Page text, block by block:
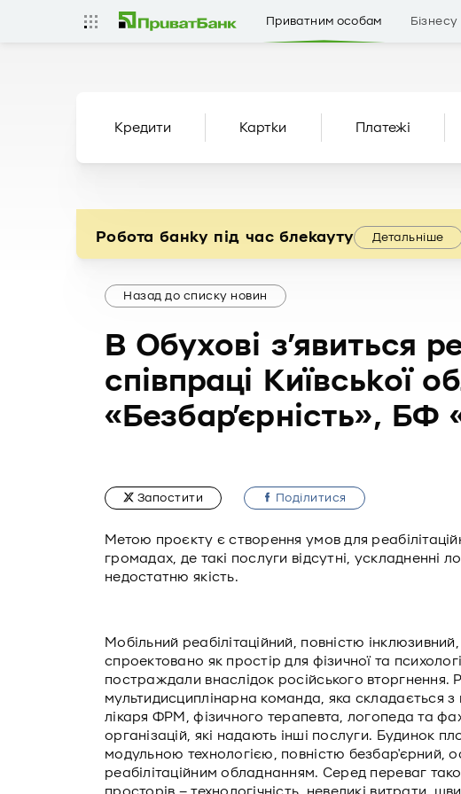
Приватним особам Бізнесу
Кредити Картки Платежі
Робота банку під час блекауту Детальніше
Назад до списку новин
В Обухові з’явиться
співпраці Київської
«Безбар’єрність»,
Запостити Подiлитися
Метою проєкту є створення умов для
громадах, де такі послуги відсутні, ускладненні
недостатню якість.
Мобільний реабілітаційний, повністю
спроектовано як простір для фізичної та
постраждали внаслідок російського вторгнення.
мультидисциплінарна команда, яка складається
лікаря ФРМ, фізичного терапевта, логопеда та
організацій, які надають інші послуги. Будинок
модульною технологією, повністю безбар'єрний,
реабілітаційним обладнанням. Серед переваг